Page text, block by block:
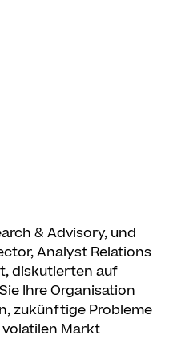
& Advisory, und
Analyst Relations
diskutierten auf
Ihre Organisation
zukünftige Probleme
Markt